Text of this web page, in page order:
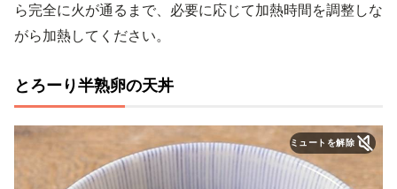
ら完全に火が通るまで、必要に応じて加熱時間を調整しな
がら加熱してください。
とろーり半熟卵の天丼
ミュートを解除